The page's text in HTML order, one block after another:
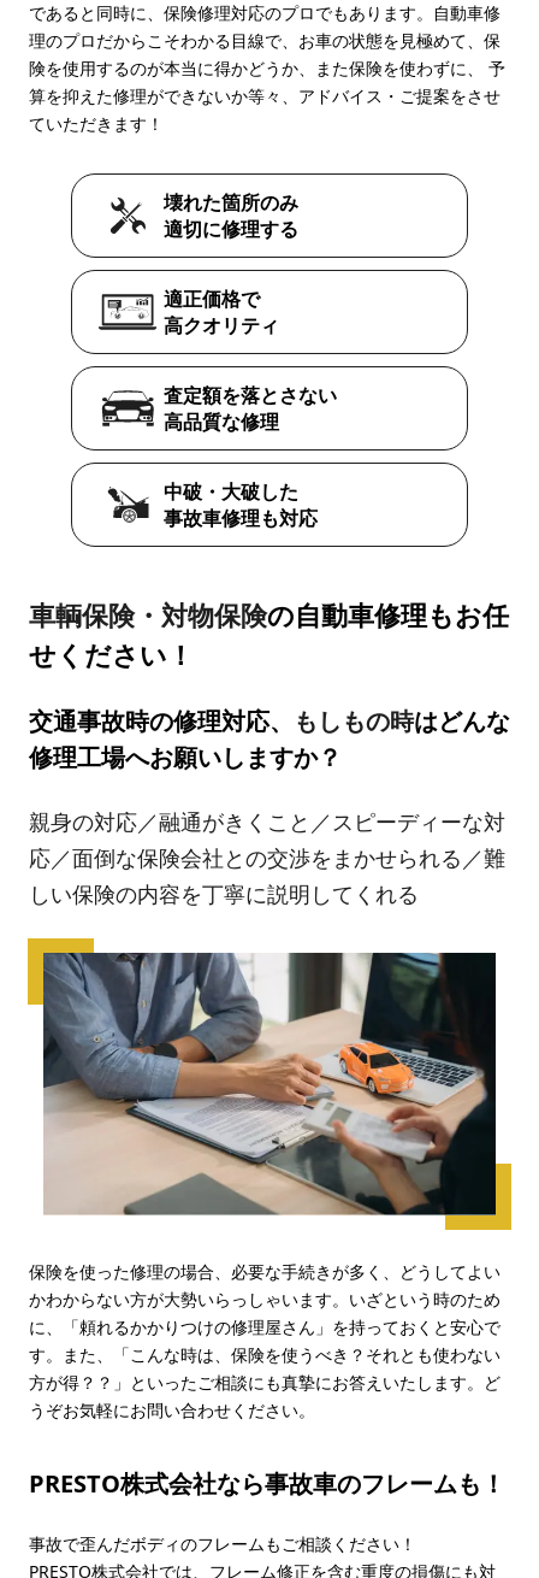
であると同時に、保険修理対応のプロでもあります。自動車修
理のプロだからこそわかる目線で、お車の状態を見極めて、保
険を使用するのが本当に得かどうか、また保険を使わずに、 予
算を抑えた修理ができないか等々、アドバイス・ご提案をさせ
ていただきます！
壊れた箇所のみ
適切に修理する
適正価格で
高クオリティ
査定額を落とさない
高品質な修理
中破・大破した
事故車修理も対応
車輌保険・対物保険の自動車修理もお任
せください！
交通事故時の修理対応、 もしもの時はどんな
修理工場へお願いしますか？
親身の対応／融通がきくこと／スピーディーな対
応／面倒な保険会社との交渉をまかせられる／難
しい保険の内容を丁寧に説明してくれる
保険を使った修理の場合、必要な手続きが多く、どうしてよい
かわからない方が大勢いらっしゃいます。いざという時のため
に、「頼れるかかりつけの修理屋さん」を持っておくと安心で
す。また、「こんな時は、保険を使うべき？それとも使わない
方が得？？」といったご相談にも真摯にお答えいたします。ど
うぞお気軽にお問い合わせください。
PRESTO株式会社なら事故車のフレームも！
事故で歪んだボディのフレームもご相談ください！
PRESTO株式会社では、フレーム修正を含む重度の損傷にも対